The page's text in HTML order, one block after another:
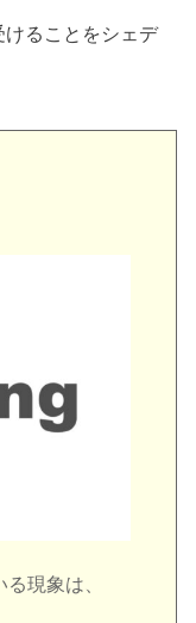
けることをシェデ
現象は、